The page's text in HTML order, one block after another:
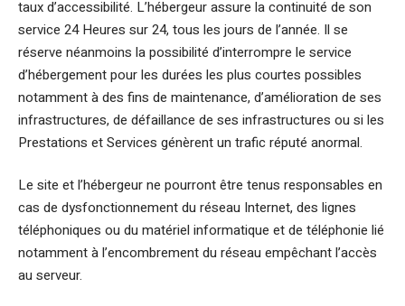
taux d’accessibilité. L’hébergeur assure la continuité de son
service 24 Heures sur 24, tous les jours de l’année. Il se
réserve néanmoins la possibilité d’interrompre le service
d’hébergement pour les durées les plus courtes possibles
notamment à des fins de maintenance, d’amélioration de ses
infrastructures, de défaillance de ses infrastructures ou si les
Prestations et Services génèrent un trafic réputé anormal.
Le site et l’hébergeur ne pourront être tenus responsables en
cas de dysfonctionnement du réseau Internet, des lignes
téléphoniques ou du matériel informatique et de téléphonie lié
notamment à l’encombrement du réseau empêchant l’accès
au serveur.